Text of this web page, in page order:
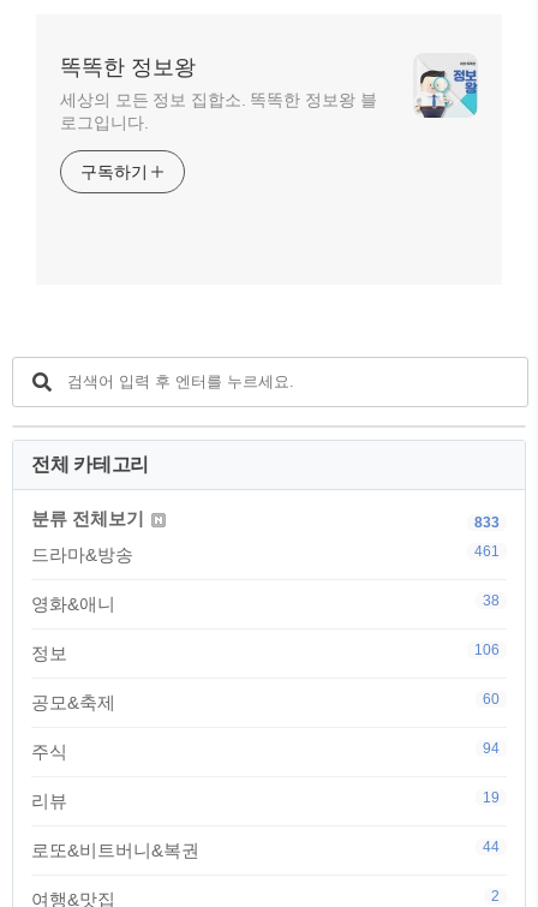
똑똑한 정보왕
세상의 모든 정보 집합소. 똑똑한 정보왕 블
로그입니다.
구독하기
전체 카테고리
분류 전체보기 833
드라마&방송 461
영화&애니 38
정보 106
공모&축제 60
주식 94
리뷰 19
로또&비트버니&복권 44
여행&맛집 2